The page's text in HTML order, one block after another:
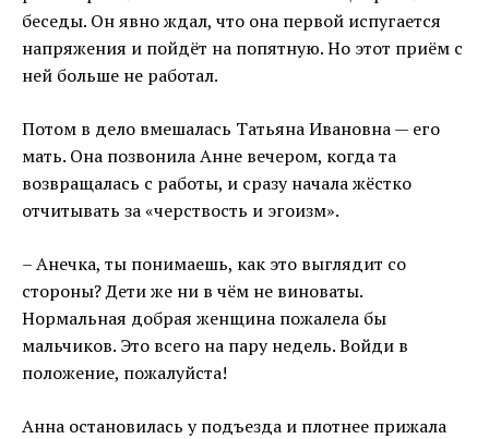
беседы. Он явно ждал, что она первой испугается
напряжения и пойдёт на попятную. Но этот приём с
ней больше не работал.
Потом в дело вмешалась Татьяна Ивановна — его
мать. Она позвонила Анне вечером, когда та
возвращалась с работы, и сразу начала жёстко
отчитывать за «черствость и эгоизм».
– Анечка, ты понимаешь, как это выглядит со
стороны? Дети же ни в чём не виноваты.
Нормальная добрая женщина пожалела бы
мальчиков. Это всего на пару недель. Войди в
положение, пожалуйста!
Анна остановилась у подъезда и плотнее прижала